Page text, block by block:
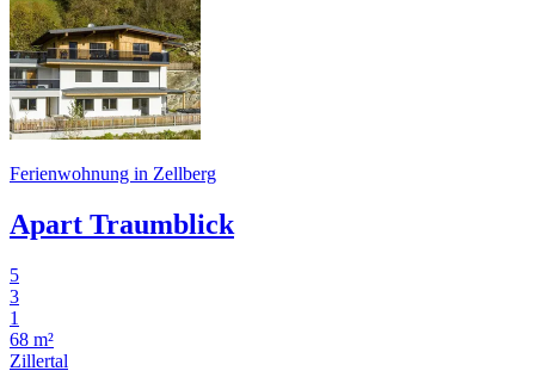
Ferienwohnung in Zellberg
Apart Traumblick
5
3
1
68 m²
Zillertal